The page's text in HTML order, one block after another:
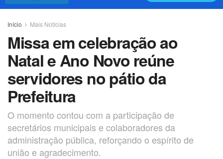
Início Mais Notícias
Missa em celebração ao
Natal e Ano Novo reúne
servidores no pátio da
Prefeitura
O momento contou com a participação de
secretários municipais e colaboradores da
administração pública, reforçando o espírito de
união e agradecimento.